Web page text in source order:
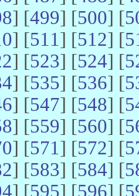
] [499] [500] [
] [511] [512] [
] [523] [524] [
] [535] [536] [
] [547] [548] [
] [559] [560] [
] [571] [572] [
] [583] [584] [
] [595] [596] [